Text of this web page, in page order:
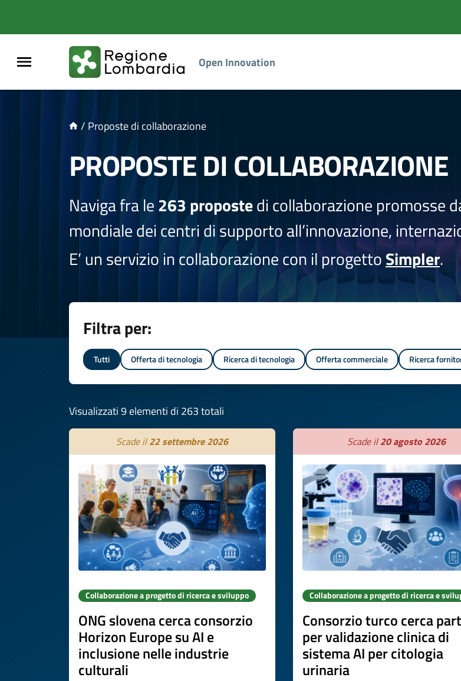
Open Innovation
/ Proposte di collaborazione
PROPOSTE DI COLLABORAZIONE
Naviga fra le263 propostedi collaborazione promosse
mondiale dei centri di supporto all’innovazione,
E’ un servizio in collaborazione con il progettoSimpler.
Filtra per:
Tutti Offerta di tecnologia Ricerca di tecnologia Offerta commerciale Ricerca
Visualizzati 9 elementi di 263 totali
Scade il22 settembre 2026
Collaborazione a progetto di ricerca e sviluppo
ONG slovena cerca consorzio
Horizon Europe su AI e
inclusione nelle industrie
culturali
Scade il20 agosto 2026
Collaborazione a progetto di ricerca e
Consorzio turco cerca
per validazione clinica di
sistema AI per citologia
urinaria